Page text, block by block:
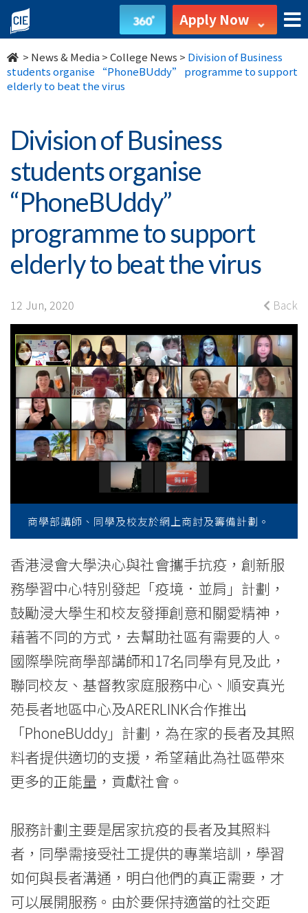
Division
of
Business
students
organise
“PhoneBUddy”
programme
to
support
elderly
to
beat
the
virus
College
College
of
International
Education
Hong
Kong
Baptist
University
Apply Now
> News & Media >College News > Division of Business
students organise “PhoneBUddy” programme to support
elderly to beat the virus
Division of Business
students organise
“PhoneBUddy”
programme to support
elderly to beat the virus
12 Jun, 2020 Back
商學部講師、同學及校友於網上商討及籌備計劃。
香港浸會大學決心與社會攜手抗疫，創新服
務學習中心特別發起「疫境．並肩」計劃，
鼓勵浸大學生和校友發揮創意和關愛精神，
藉著不同的方式，去幫助社區有需要的人。
國際學院商學部講師和17名同學有見及此，
聯同校友、基督教家庭服務中心、順安真光
苑長者地區中心及ARERLINK合作推出
「PhoneBUddy」計劃，為在家的長者及其照
料者提供適切的支援，希望藉此為社區帶來
更多的正能量，貢獻社會。
服務計劃主要是居家抗疫的長者及其照料
者，同學需接受社工提供的專業培訓，學習
如何與長者溝通，明白他們的真正需要，才
可以展開服務。由於要保持適當的社交距